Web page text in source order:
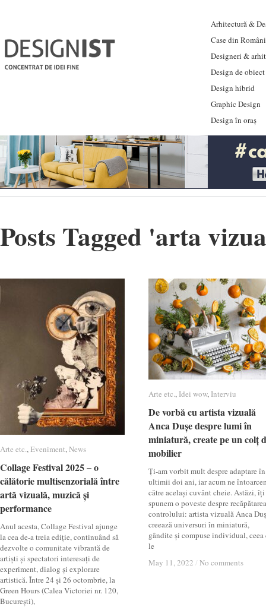
Arhitectură &
Case din
Designeri &
Design de obiect
Design hibrid
Graphic Design
Design în oraș
Posts Tagged 'arta
Arte etc.,Eveniment,News
Collage Festival 2025 – o
călătorie multisenzorială între
artă vizuală, muzică și
performance
Anul acesta, Collage Festival ajunge
la cea de-a treia ediție, continuând să
dezvolte o comunitate vibrantă de
artiști și spectatori interesați de
experiment, dialog și explorare
artistică. Între 24 și 26 octombrie, la
Green Hours (Calea Victoriei nr. 120,
București),
Arte etc. Eveniment News
Collage Festival 2025 – o
călătorie multisenzorială între
artă vizuală, muzică și
performance
Arte etc., Idei wow, Interviu
De vorbă cu artista vizuală
Anca Dușe despre lumi în
miniatură, create pe un colț
mobilier
Ți-am vorbit mult despre adaptare în
ultimii doi ani, iar acum ne
către același cuvânt cheie. Astăzi, îți
spunem o poveste despre recăpătarea
controlului: artista vizuală Anca
creează universuri în miniatură,
gândite și compuse individual, ceea
le
May 11, 2022 / No comments
Arte etc. Idei wow Interviu
De vorbă cu artista vizuală
Anca Dușe despre lumi în
miniatură, create pe un colț
mobilier
May 11, 2022 / No comments